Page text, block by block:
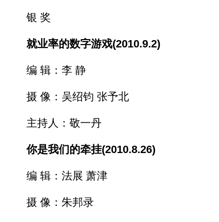
银 奖
就业率的数字游戏(2010.9.2)
编 辑：李 静
摄 像：吴绍钧 张予北
主持人：敬一丹
你是我们的牵挂(2010.8.26)
编 辑：法展 萧津
摄 像：朱邦录